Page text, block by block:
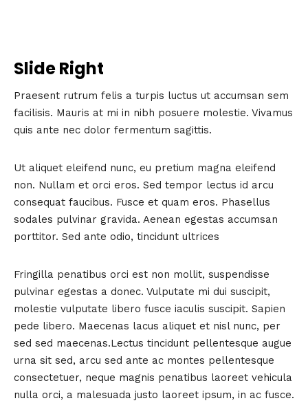
Slide Right
Praesent rutrum felis a turpis luctus ut accumsan sem
facilisis. Mauris at mi in nibh posuere molestie. Vivamus
quis ante nec dolor fermentum sagittis.
Ut aliquet eleifend nunc, eu pretium magna eleifend
non. Nullam et orci eros. Sed tempor lectus id arcu
consequat faucibus. Fusce et quam eros. Phasellus
sodales pulvinar gravida. Aenean egestas accumsan
porttitor. Sed ante odio, tincidunt ultrices
Fringilla penatibus orci est non mollit, suspendisse
pulvinar egestas a donec. Vulputate mi dui suscipit,
molestie vulputate libero fusce iaculis suscipit. Sapien
pede libero. Maecenas lacus aliquet et nisl nunc, per
sed sed maecenas.Lectus tincidunt pellentesque augue
urna sit sed, arcu sed ante ac montes pellentesque
consectetuer, neque magnis penatibus laoreet vehicula
nulla orci, a malesuada justo laoreet ipsum, in ac fusce.